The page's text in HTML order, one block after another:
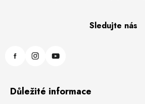
Sledujte nás
Důležité informace